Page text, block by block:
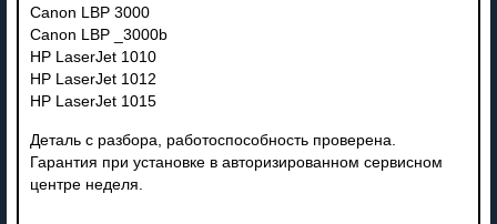
Canon LBP 3000
Canon LBP _3000b
HP LaserJet 1010
HP LaserJet 1012
HP LaserJet 1015
Деталь с разбора, работоспособность проверена.
Гарантия при установке в авторизированном сервисном
центре неделя.